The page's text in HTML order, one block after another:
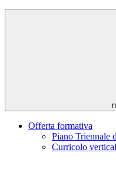
Offerta formativa
Piano Triennale
Curricolo